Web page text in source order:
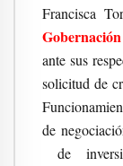
Francisca
ante sus
solicitud de
de
de